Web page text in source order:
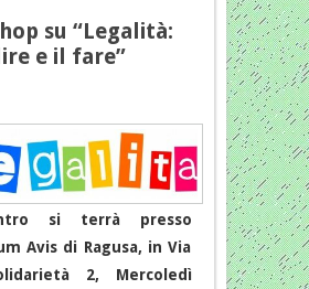
su “Legalità:
e il fare”
si terrà presso
Avis di Ragusa, in Via
2, Mercoledì